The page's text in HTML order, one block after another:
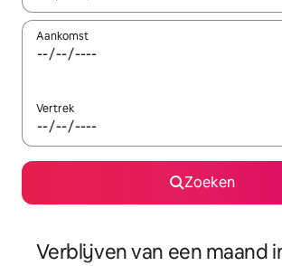
Aankomst
Vertrek
Zoeken
Verblijven van een maand